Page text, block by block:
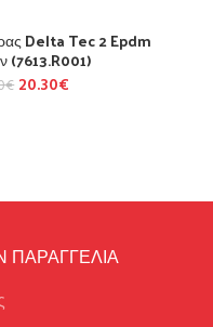
Delta Tec 2 Epdm
(7613.R001)
€ 20.30€
ΠΑΡΑΓΓΕΛΙΑ